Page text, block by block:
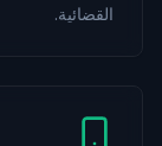
القضائية.